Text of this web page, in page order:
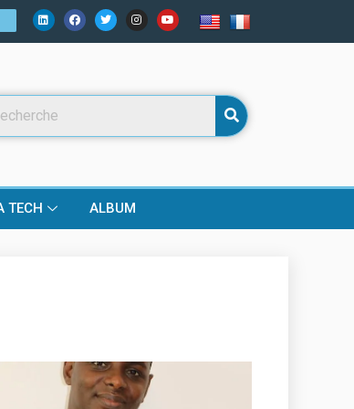
? 31 /07 Numérique, fintech, télécoms… mais bien
TECH ALBUM